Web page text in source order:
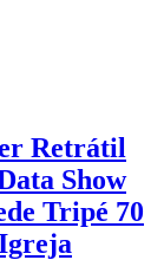
Retrátil
Show
Tripé 70